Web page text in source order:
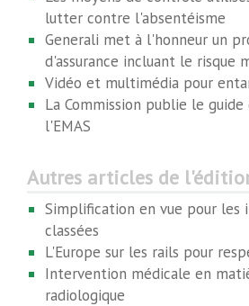
lutter contre l'absentéisme
Generali met à l'honneur un
d'assurance incluant le risque
Vidéo et multimédia pour
La Commission publie le
l'EMAS
Autres articles de
Simplification en vue pour les
classées
L'Europe sur les rails pour
Intervention médicale en
radiologique